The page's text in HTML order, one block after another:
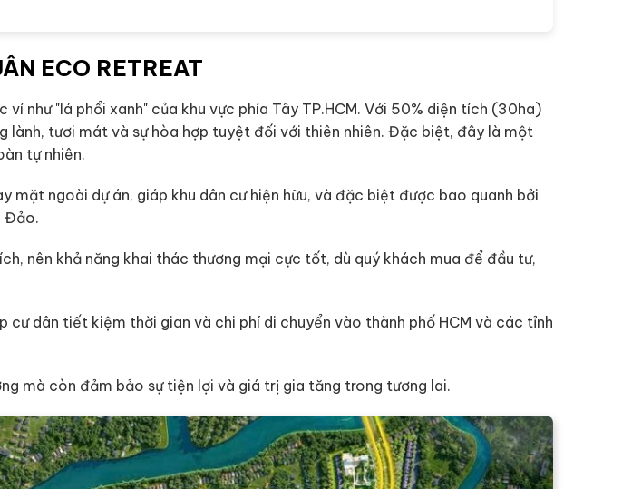
ECO RETREAT
như "lá phổi xanh" của khu vực phía Tây TP.HCM. Với 50% diện tích (30ha)
tươi mát và sự hòa hợp tuyệt đối với thiên nhiên. Đặc biệt, đây là một
tự nhiên.
mặt ngoài dự án, giáp khu dân cư hiện hữu, và đặc biệt được bao quanh bởi
Đảo.
nên khả năng khai thác thương mại cực tốt, dù quý khách mua để đầu tư,
cư dân tiết kiệm thời gian và chi phí di chuyển vào thành phố HCM và các tỉnh
mà còn đảm bảo sự tiện lợi và giá trị gia tăng trong tương lai.